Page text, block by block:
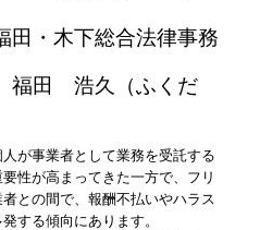
・木下総合法律事務
浩久（ふくだ
が事業者として業務を受託する
性が高まってきた一方で、フリ
との間で、報酬不払いやハラス
する傾向にあります。